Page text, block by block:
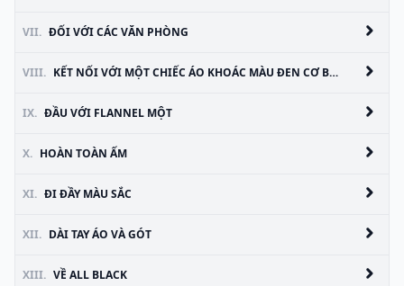
VII. ĐỐI VỚI CÁC VĂN PHÒNG
VIII. KẾT NỐI VỚI MỘT CHIẾC ÁO KHOÁC MÀU ĐEN CƠ BẢN
IX. ĐẦU VỚI FLANNEL MỘT
X. HOÀN TOÀN ẤM
XI. ĐI ĐẦY MÀU SẮC
XII. DÀI TAY ÁO VÀ GÓT
XIII. VỀ ALL BLACK